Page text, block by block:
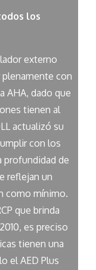
los
externo
con
AHA, dado que
tienen al
actualizó su
con los
profundidad de
reflejan un
como mínimo.
que brinda
es preciso
tienen una
el AED Plus